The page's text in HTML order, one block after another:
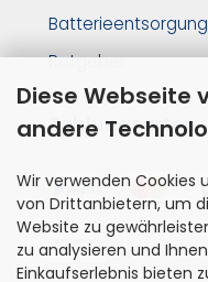
Batterieentsorgung
Ratgeber
Zahlungsarten
Diese Webseite
andere
Wir verwenden Cookies
von Drittanbietern, um
Website zu
zu analysieren und
Einkaufserlebnis bieten